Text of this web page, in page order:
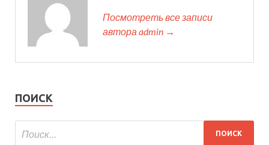
Посмотреть все записи
автора admin →
ПОИСК